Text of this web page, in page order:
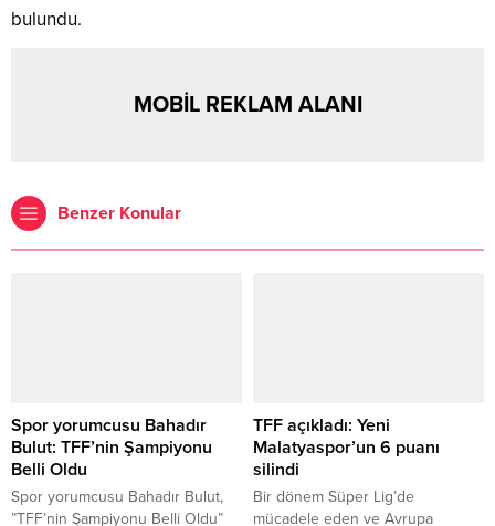
bulundu.
MOBİL REKLAM ALANI
Benzer Konular
Spor yorumcusu Bahadır
Bulut: TFF’nin Şampiyonu
Belli Oldu
Spor yorumcusu Bahadır Bulut,
”TFF’nin Şampiyonu Belli Oldu”
TFF açıkladı: Yeni
Malatyaspor’un 6 puanı
silindi
Bir dönem Süper Lig’de
mücadele eden ve Avrupa